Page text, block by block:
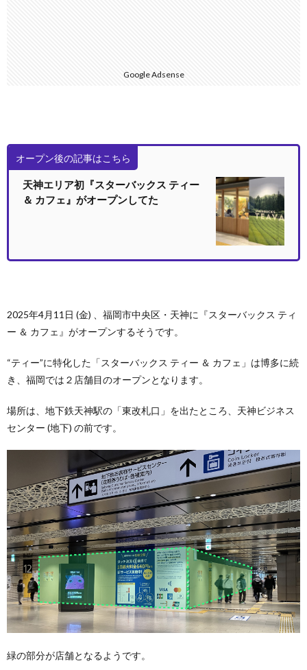
Google Adsense
オープン後の記事はこちら
天神エリア初『スターバックス ティー
＆ カフェ』がオープンしてた
2025年4月11日 (金) 、福岡市中央区・天神に『スターバックス ティ
ー ＆ カフェ』がオープンするそうです。
“ティー”に特化した「スターバックス ティー ＆ カフェ」は博多に続
き、福岡では２店舗目のオープンとなります。
場所は、地下鉄天神駅の「東改札口」を出たところ、天神ビジネス
センター (地下) の前です。
緑の部分が店舗となるようです。